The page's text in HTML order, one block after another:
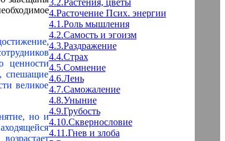
3.2.Растения, цветы
4.Расточение Псих. энергии
4.1.Роль мышления
4.2.Самость и эгоизм
4.3.Раздражение
4.4.Страх
4.5.Сомнение
4.6.Лень
4.7.Саможаление
4.8.Уныние
4.9.Грубость
4.10.Сквернословие
4.11.Гнев и злоба
ценности
спешащие
великое
но и